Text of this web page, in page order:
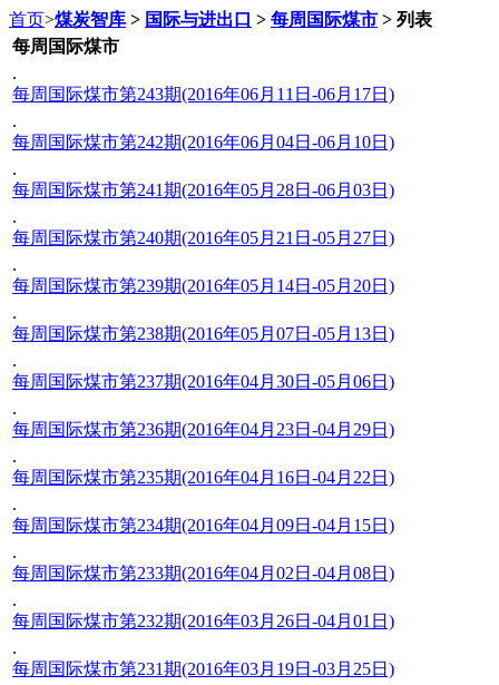
首页>煤炭智库 > 国际与进出口 > 每周国际煤市 > 列表
每周国际煤市
.
每周国际煤市第243期(2016年06月11日-06月17日)
.
每周国际煤市第242期(2016年06月04日-06月10日)
.
每周国际煤市第241期(2016年05月28日-06月03日)
.
每周国际煤市第240期(2016年05月21日-05月27日)
.
每周国际煤市第239期(2016年05月14日-05月20日)
.
每周国际煤市第238期(2016年05月07日-05月13日)
.
每周国际煤市第237期(2016年04月30日-05月06日)
.
每周国际煤市第236期(2016年04月23日-04月29日)
.
每周国际煤市第235期(2016年04月16日-04月22日)
.
每周国际煤市第234期(2016年04月09日-04月15日)
.
每周国际煤市第233期(2016年04月02日-04月08日)
.
每周国际煤市第232期(2016年03月26日-04月01日)
.
每周国际煤市第231期(2016年03月19日-03月25日)